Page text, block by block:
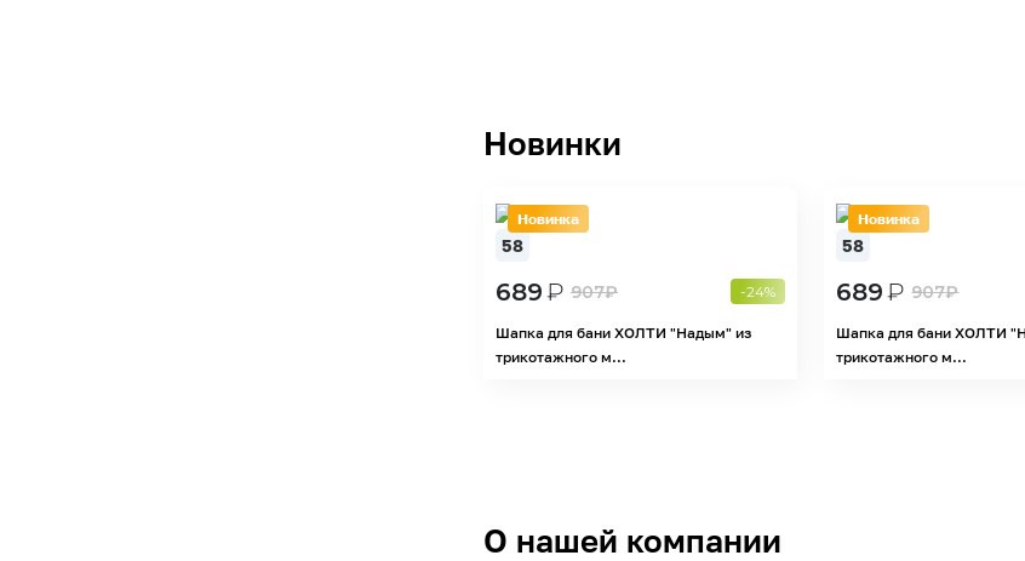
Новинки
Новинка
58
689₽ 907₽ -24%
Шапка для бани ХОЛТИ "Надым" из
трикотажного м...
Новинка
58
689₽ 907₽
Шапка для бани ХОЛТИ
трикотажного м...
О нашей компании